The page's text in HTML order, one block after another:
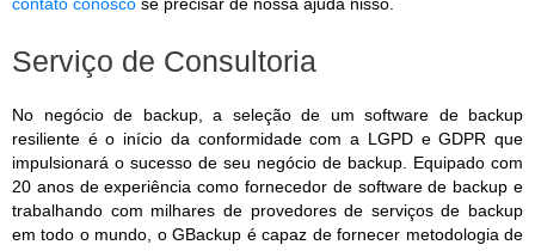
contato conosco se precisar de nossa ajuda nisso.
Serviço de Consultoria
No negócio de backup, a seleção de um software de backup
resiliente é o início da conformidade com a LGPD e GDPR que
impulsionará o sucesso de seu negócio de backup. Equipado com
20 anos de experiência como fornecedor de software de backup e
trabalhando com milhares de provedores de serviços de backup
em todo o mundo, o GBackup é capaz de fornecer metodologia de